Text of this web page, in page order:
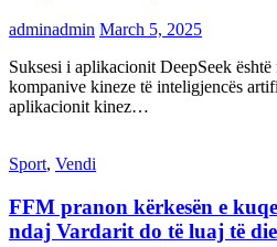
adminadmin March 5, 2025
Suksesi i aplikacionit DeepSeek
kompanive kineze të inteligjencës
aplikacionit kinez…
Sport, Vendi
FFM pranon kërkesën e
ndaj Vardarit do të luaj të